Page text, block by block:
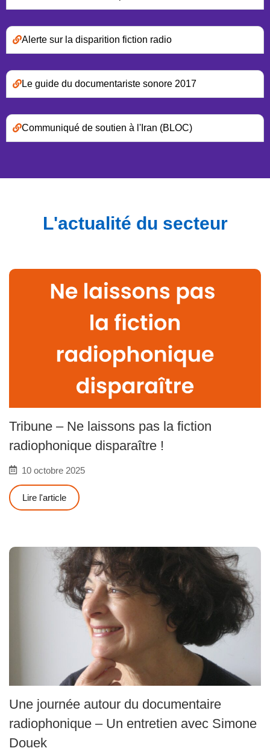
Alerte sur la disparition fiction radio
Le guide du documentariste sonore 2017
Communiqué de soutien à l'Iran (BLOC)
L'actualité du secteur
Tribune – Ne laissons pas la fiction
radiophonique disparaître !
10 octobre 2025
Lire l'article
Une journée autour du documentaire
radiophonique – Un entretien avec Simone
Douek